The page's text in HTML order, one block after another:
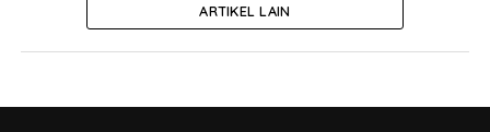
ARTIKEL LAIN